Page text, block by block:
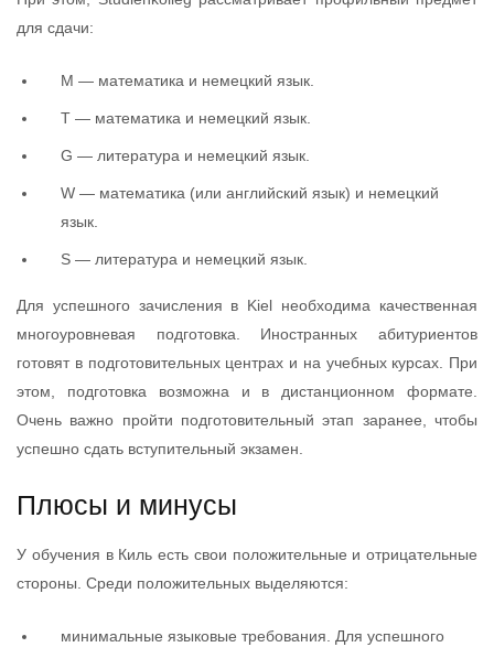
для сдачи:
М — математика и немецкий язык.
Т — математика и немецкий язык.
G — литература и немецкий язык.
W — математика (или английский язык) и немецкий
язык.
S — литература и немецкий язык.
Для успешного зачисления в Kiel необходима качественная
многоуровневая подготовка. Иностранных абитуриентов
готовят в подготовительных центрах и на учебных курсах. При
этом, подготовка возможна и в дистанционном формате.
Очень важно пройти подготовительный этап заранее, чтобы
успешно сдать вступительный экзамен.
Плюсы и минусы
У обучения в Киль есть свои положительные и отрицательные
стороны. Среди положительных выделяются:
минимальные языковые требования. Для успешного